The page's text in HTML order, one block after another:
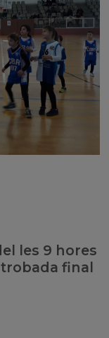
les 9 hores
final